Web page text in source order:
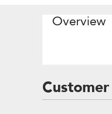
Overview